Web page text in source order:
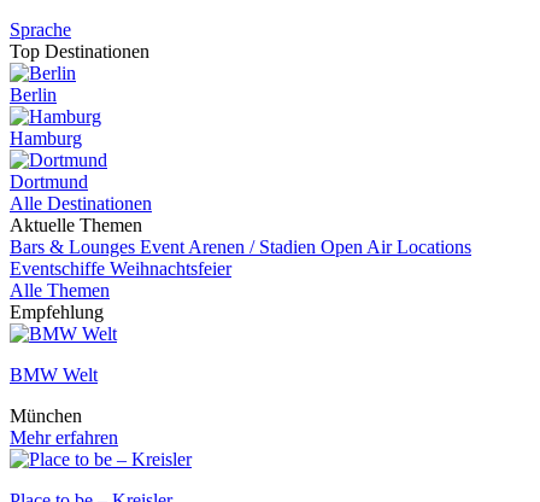
Sprache
Top Destinationen
Berlin
Hamburg
Dortmund
Alle Destinationen
Aktuelle Themen
Bars & Lounges Event Arenen / Stadien Open Air Locations
Eventschiffe Weihnachtsfeier
Alle Themen
Empfehlung
BMW Welt
München
Mehr erfahren